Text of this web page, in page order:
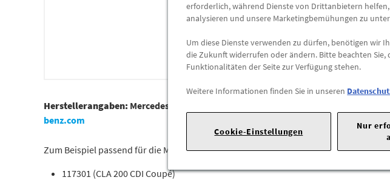
Herstellerangaben: Mercedes-Benz AG |
benz.com
Zum Beispiel passend für die Mercedes-Benz Modelle
117301 (CLA 200 CDI Coupé)
erforderlich, während Dienste von Drittanbietern
analysieren und unsere Marketingbemühungen zu
Um diese Dienste verwenden zu dürfen, benötigen wir
die Zukunft widerrufen oder ändern. Bitte beachten
Funktionalitäten der Seite zur Verfügung stehen.
Weitere Informationen finden Sie in unseren
Cookie-Einstellungen
Nur